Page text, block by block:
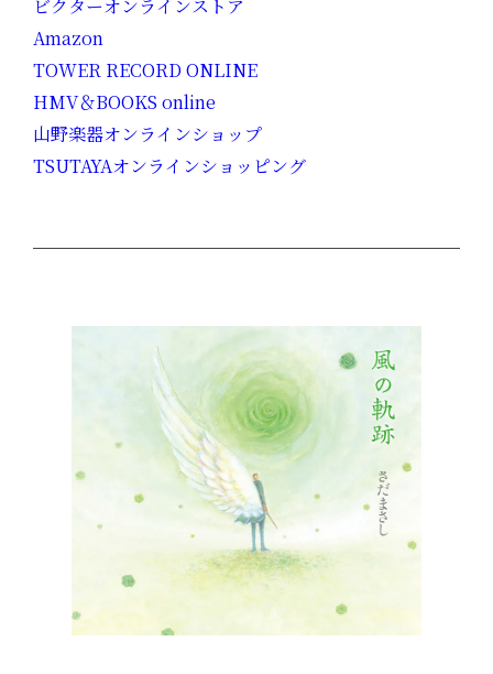
ビクターオンラインストア
Amazon
TOWER RECORD ONLINE
HMV＆BOOKS online
山野楽器オンラインショップ
TSUTAYAオンラインショッピング